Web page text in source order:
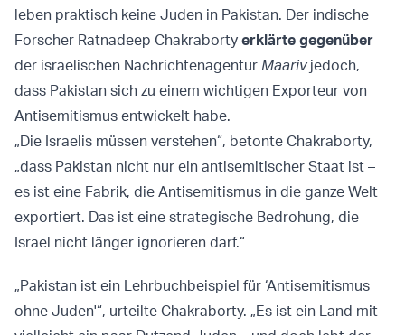
leben praktisch keine Juden in Pakistan. Der indische
Forscher Ratnadeep Chakraborty erklärte gegenüber
der israelischen Nachrichtenagentur Maarivjedoch,
dass Pakistan sich zu einem wichtigen Exporteur von
Antisemitismus entwickelt habe.
„Die Israelis müssen verstehen“, betonte Chakraborty,
„dass Pakistan nicht nur ein antisemitischer Staat ist –
es ist eine Fabrik, die Antisemitismus in die ganze Welt
exportiert. Das ist eine strategische Bedrohung, die
Israel nicht länger ignorieren darf.“
„Pakistan ist ein Lehrbuchbeispiel für ‘Antisemitismus
ohne Juden'“, urteilte Chakraborty. „Es ist ein Land mit